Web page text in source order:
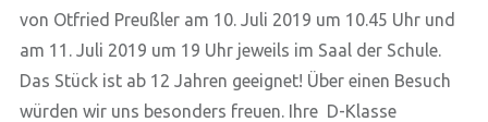
von Otfried Preußler am 10. Juli 2019 um 10.45 Uhr und
am 11. Juli 2019 um 19 Uhr jeweils im Saal der Schule.
Das Stück ist ab 12 Jahren geeignet! Über einen Besuch
würden wir uns besonders freuen. Ihre D-Klasse